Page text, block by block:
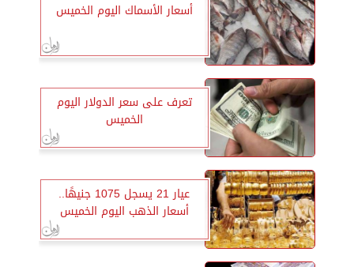
أسعار الأسماك اليوم الخميس
تعرف على سعر الدولار اليوم
الخميس
عيار 21 يسجل 1075 جنيهًا..
أسعار الذهب اليوم الخميس